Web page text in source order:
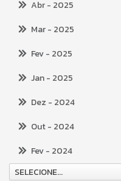
Abr- 2025
Mar- 2025
Fev- 2025
Jan- 2025
Dez - 2024
Out- 2024
Fev- 2024
SELECIONE...